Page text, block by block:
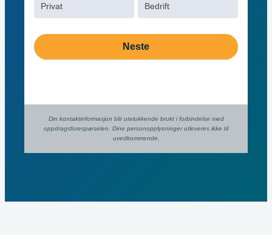
Privat Bedrift
Neste
Din kontaktinformasjon blir utelukkende brukt i forbindelse med
oppdrags­forespørselen. Dine person­­opplysninger utleveres ikke til
uvedkommende.